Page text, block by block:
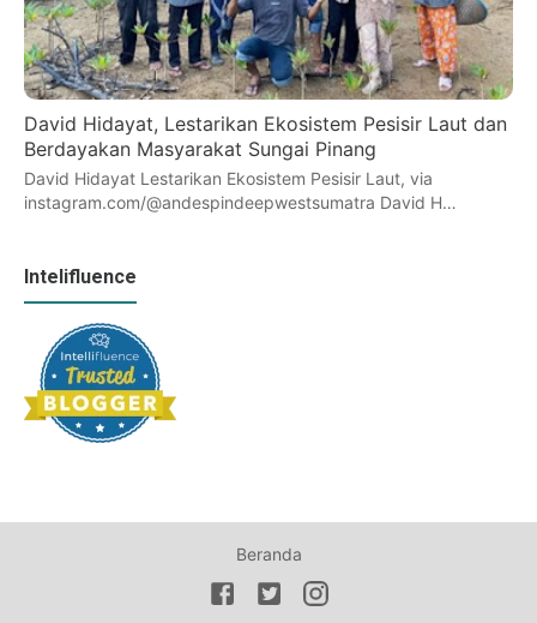
David Hidayat, Lestarikan Ekosistem Pesisir Laut dan
Berdayakan Masyarakat Sungai Pinang
David Hidayat Lestarikan Ekosistem Pesisir Laut, via
instagram.com/@andespindeepwestsumatra David H…
Intelifluence
Beranda